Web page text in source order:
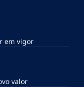
em vigor
valor